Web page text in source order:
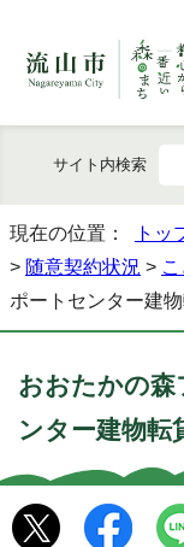
サイト内検索
現在の位置： トッ
> 随意契約状況 >
ポートセンター建
おおたかの森
ンター建物転